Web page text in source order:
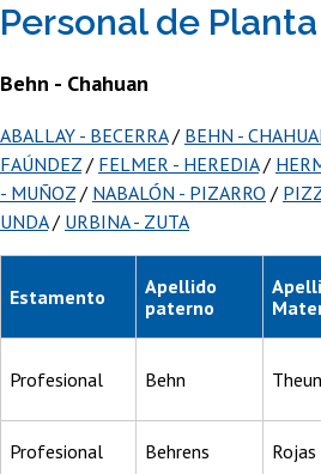
Académicas/os
Personal de
Behn - Chahuan
ABALLAY - BECERRA/ BEHN -
FAÚNDEZ / FELMER - HEREDIA/
- MUÑOZ / NABALÓN - PIZARRO /
UNDA/ URBINA - ZUTA
Estamento
Apellido
paterno
Profesional Behn
Profesional Behrens Rojas